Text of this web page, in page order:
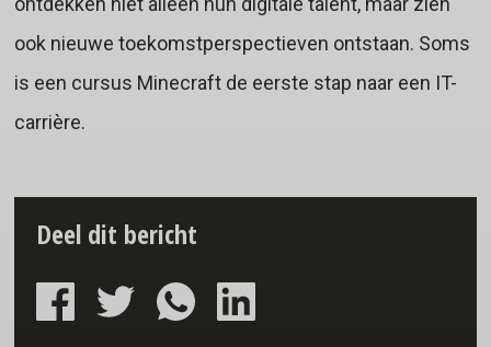
ook nieuwe toekomstperspectieven ontstaan. Soms
is een cursus Minecraft de eerste stap naar een IT-
carrière.
Deel dit bericht